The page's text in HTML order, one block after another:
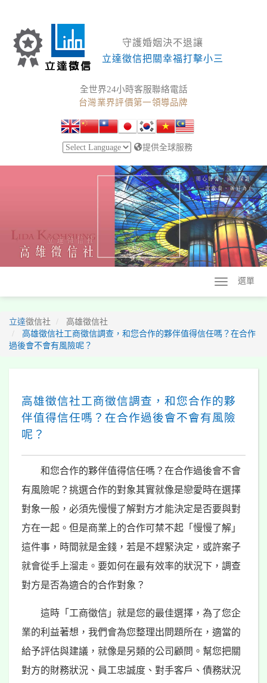
守護婚姻決不退讓
立達徵信把關幸福打擊小三
全世界24小時客服聯絡電話
台灣業界評價第一領導品牌
提供全球服務
選單
立達徵信社
高雄徵信社
高雄徵信社工商徵信調查，和您合作的夥伴值得信任嗎？在合作
過後會不會有風險呢？
高雄徵信社工商徵信調查，和您合作的夥
伴值得信任嗎？在合作過後會不會有風險
呢？
和您合作的夥伴值得信任嗎？在合作過後會不會
有風險呢？挑選合作的對象其實就像是戀愛時在選擇
對象一般，必須先慢慢了解對方才能決定是否要與對
方在一起。但是商業上的合作可禁不起「慢慢了解」
這件事，時間就是金錢，若是不趕緊決定，或許案子
就會從手上溜走。要如何在最有效率的狀況下，調查
對方是否為適合的合作對象？
這時「工商徵信」就是您的最佳選擇，為了您企
業的利益著想，我們會為您整理出問題所在，適當的
給予評估與建議，就像是另類的公司顧問。幫您把關
對方的財務狀況、員工忠誠度、對手客戶、債務狀況